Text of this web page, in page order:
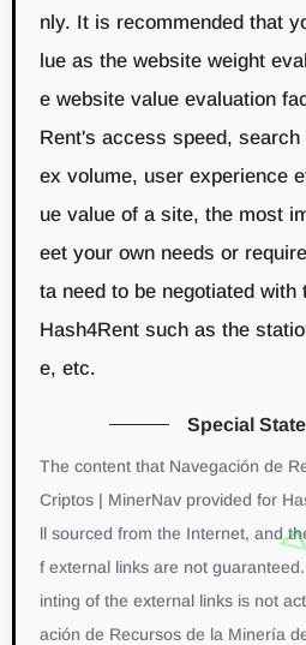
nly. It is recommended that
lue as the website weight
e website value evaluation
Rent's access speed, search
ex volume, user experience
ue value of a site, the most
eet your own needs or
ta need to be negotiated with
Hash4Rent such as the
e, etc.
Special
The content that Navegación de
Criptos | MinerNav provided for
ll sourced from the Internet, and
f external links are not
inting of the external links is not
ación de Recursos de la Minería